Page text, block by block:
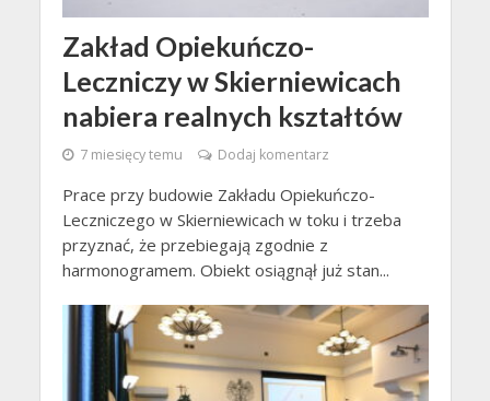
Zakład Opiekuńczo-
Leczniczy w Skierniewicach
nabiera realnych kształtów
7 miesięcy temu Dodaj komentarz
Prace przy budowie Zakładu Opiekuńczo-
Leczniczego w Skierniewicach w toku i trzeba
przyznać, że przebiegają zgodnie z
harmonogramem. Obiekt osiągnął już stan...